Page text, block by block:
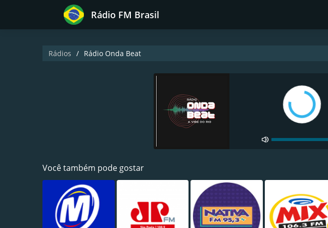
Rádio FM Brasil
Rádios Rádio Onda Beat
Você também pode gostar